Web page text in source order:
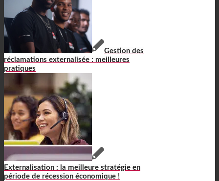
Gestion des
réclamations externalisée : meilleures
pratiques
Externalisation : la meilleure stratégie en
période de récession économique !